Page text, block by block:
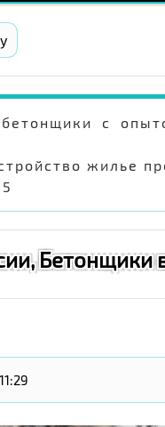
с
жилье
Бетонщики